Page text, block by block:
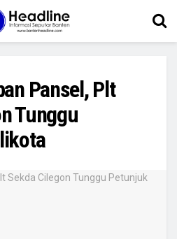
Pansel, Plt
Tunggu